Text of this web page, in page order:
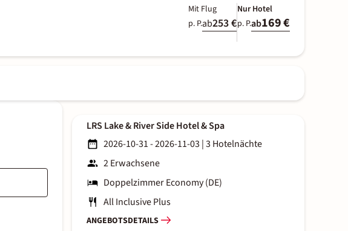
Mit Flug
p. P.ab253 €
Nur Hotel
p. P.ab169 €
LRS Lake & River Side Hotel & Spa
2026-10-31 - 2026-11-03 |3 Hotelnächte
2 Erwachsene
Doppelzimmer Economy (DE)
All Inclusive Plus
ANGEBOTSDETAILS